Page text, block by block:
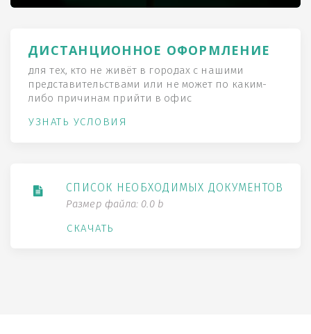
ДИСТАНЦИОННОЕ ОФОРМЛЕНИЕ
для тех, кто не живёт в городах с нашими
представительствами или не может по каким-
либо причинам прийти в офис
УЗНАТЬ УСЛОВИЯ
СПИСОК НЕОБХОДИМЫХ ДОКУМЕНТОВ
Размер файла: 0.0 b
СКАЧАТЬ